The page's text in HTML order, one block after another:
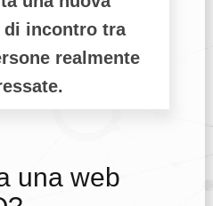
incontro tra
realmente
una web